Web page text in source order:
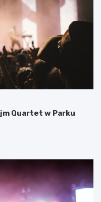
Quartet w Parku